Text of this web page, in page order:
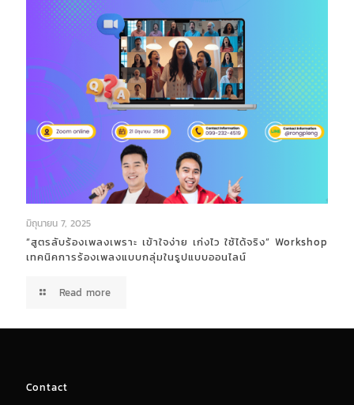
มิถุนายน 7, 2025
“สูตรลับร้องเพลงเพราะ เข้าใจง่าย เก่งไว ใช้ได้จริง” Workshop
เทคนิคการร้องเพลงแบบกลุ่มในรูปแบบออนไลน์
Read more
Contact